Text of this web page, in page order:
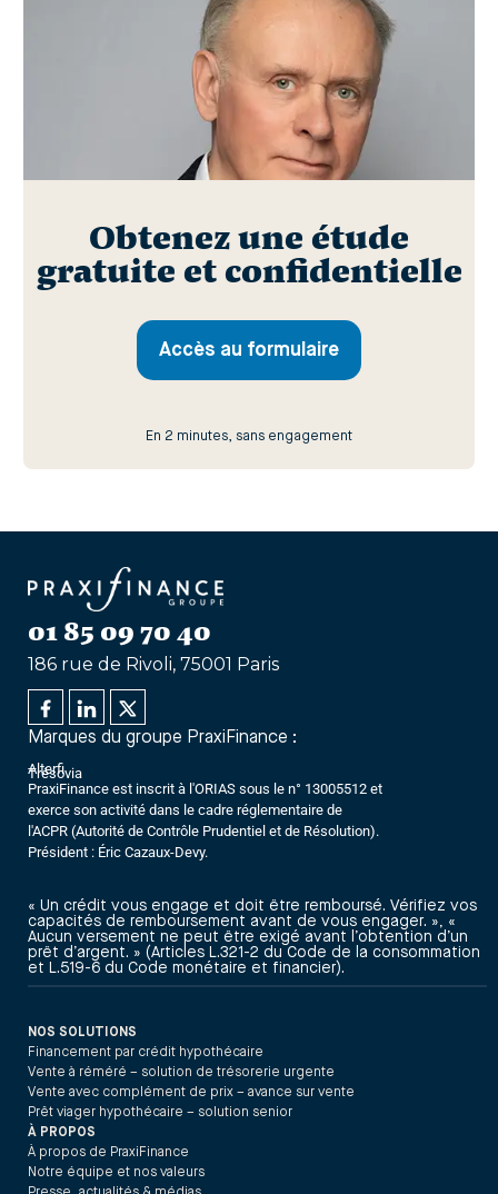
Obtenez une étude
gratuite et confidentielle
Accès au formulaire
En 2 minutes, sans engagement
01 85 09 70 40
186 rue de Rivoli, 75001 Paris
Marques du groupe PraxiFinance :
Alterfi
Trésovia
PraxiFinance est inscrit à l'ORIAS sous le n° 13005512 et
exerce son activité dans le cadre réglementaire de
l'ACPR (Autorité de Contrôle Prudentiel et de Résolution).
Président : Éric Cazaux-Devy.
« Un crédit vous engage et doit être remboursé. Vérifiez vos
capacités de remboursement avant de vous engager. », «
Aucun versement ne peut être exigé avant l’obtention d’un
prêt d’argent. » (Articles L.321-2 du Code de la consommation
et L.519-6 du Code monétaire et financier).
NOS SOLUTIONS
Financement par crédit hypothécaire
Vente à réméré – solution de trésorerie urgente
Vente avec complément de prix – avance sur vente
Prêt viager hypothécaire – solution senior
À PROPOS
À propos de PraxiFinance
Notre équipe et nos valeurs